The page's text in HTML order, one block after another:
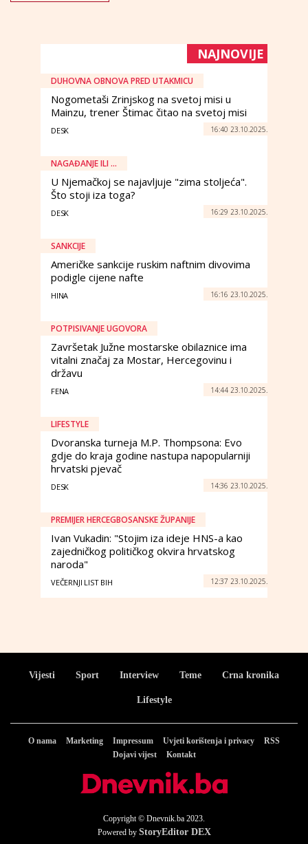
NAJNOVIJE
DUHOVNA OBNOVA PRED UTAKMICU
Nogometaši Zrinjskog na svetoj misi u
Mainzu, trener Štimac čitao na svetoj misi
DESK 16:40 23.10.2025.
NAGAĐANJE ILI ...
U Njemačkoj se najavljuje "zima stoljeća".
Što stoji iza toga?
DESK 16:29 23.10.2025.
SANKCIJE
Američke sankcije ruskim naftnim divovima
podigle cijene nafte
HINA 16:16 23.10.2025.
POTPISIVANJE UGOVORA
Završetak Južne mostarske obilaznice ima
vitalni značaj za Mostar, Hercegovinu i
državu
FENA 14:44 23.10.2025.
LIFESTYLE
Dvoranska turneja M.P. Thompsona: Evo
gdje do kraja godine nastupa napopularniji
hrvatski pjevač
DESK 14:36 23.10.2025.
PREMIJER HERCEGBOSANSKE ŽUPANIJE
Ivan Vukadin: "Stojim iza ideje HNS-a kao
zajedničkog političkog okvira hrvatskog
naroda"
VEČERNJI LIST BIH 12:37 23.10.2025.
Vijesti Sport Interview Teme Crna kronika
Lifestyle
O nama Marketing Impressum Uvjeti korištenja i privacy
RSS
Dojavi vijest
Kontakt
Copyright © Dnevnik.ba 2023.
Powered by StoryEditor DEX